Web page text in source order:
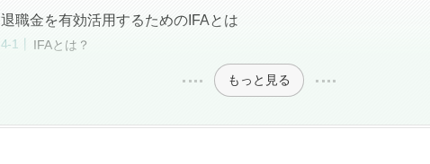
退職金を有効活用するためのIFAとは
IFAとは？
もっと見る